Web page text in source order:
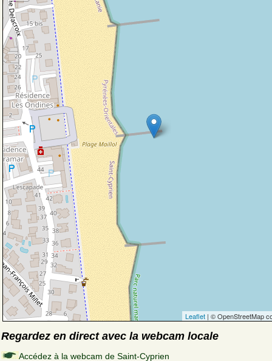
Leaflet | © OpenStreetMap
Regardez en direct avec la webcam locale
Accédez à la webcam de Saint-Cyprien